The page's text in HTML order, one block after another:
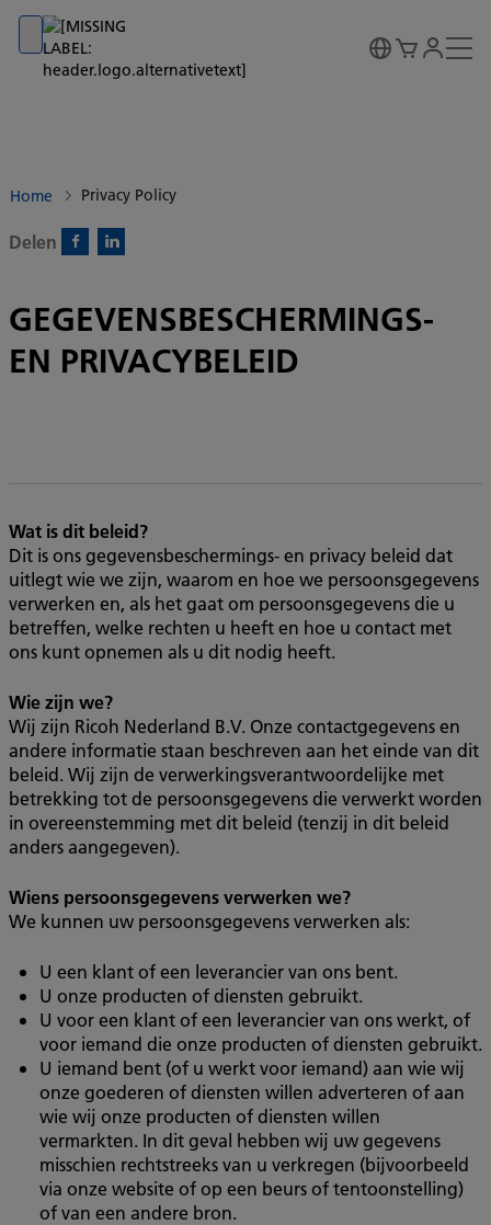
Go to banner
Go to content
Go to footer
Home Privacy Policy
Delen
GEGEVENSBESCHERMINGS-
EN PRIVACYBELEID
Wat is dit beleid?
Dit is ons gegevensbeschermings- en privacy beleid dat
uitlegt wie we zijn, waarom en hoe we persoonsgegevens
verwerken en, als het gaat om persoonsgegevens die u
betreffen, welke rechten u heeft en hoe u contact met
ons kunt opnemen als u dit nodig heeft.
Wie zijn we?
Wij zijn Ricoh Nederland B.V. Onze contactgegevens en
andere informatie staan beschreven aan het einde van dit
beleid. Wij zijn de verwerkingsverantwoordelijke met
betrekking tot de persoonsgegevens die verwerkt worden
in overeenstemming met dit beleid (tenzij in dit beleid
anders aangegeven).
Wiens persoonsgegevens verwerken we?
We kunnen uw persoonsgegevens verwerken als:
U een klant of een leverancier van ons bent.
U onze producten of diensten gebruikt.
U voor een klant of een leverancier van ons werkt, of
voor iemand die onze producten of diensten gebruikt.
U iemand bent (of u werkt voor iemand) aan wie wij
onze goederen of diensten willen adverteren of aan
wie wij onze producten of diensten willen
vermarkten. In dit geval hebben wij uw gegevens
misschien rechtstreeks van u verkregen (bijvoorbeeld
via onze website of op een beurs of tentoonstelling)
of van een andere bron.